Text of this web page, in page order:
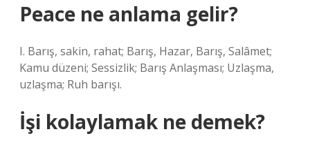
Peace ne anlama gelir?
I. Barış, sakin, rahat; Barış, Hazar, Barış, Salâmet;
Kamu düzeni; Sessizlik; Barış Anlaşması; Uzlaşma,
uzlaşma; Ruh barışı.
İşi kolaylamak ne demek?